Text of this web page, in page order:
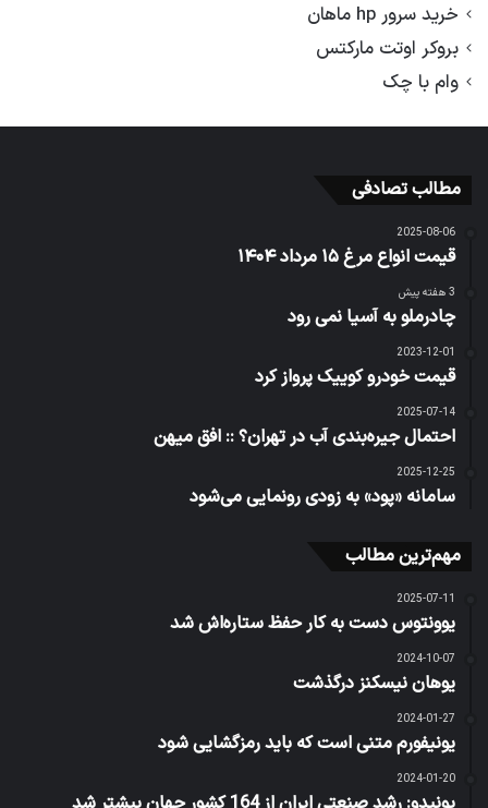
خرید سرور hp ماهان
بروکر اوتت مارکتس
وام با چک
مطالب تصادفی
2025-08-06
قیمت انواع مرغ ۱۵ مرداد ۱۴۰۴
3 هفته پیش
چادرملو به آسیا نمی رود
2023-12-01
قیمت خودرو کوییک پرواز کرد
2025-07-14
احتمال جیره‌بندی آب در تهران؟ :: افق میهن
2025-12-25
سامانه «پود» به زودی رونمایی می‌شود
مهم‌ترین مطالب
2025-07-11
یوونتوس دست به کار حفظ ستاره‌اش شد
2024-10-07
یوهان نیسکنز درگذشت
2024-01-27
یونیفورم متنی است که باید رمزگشایی شود
2024-01-20